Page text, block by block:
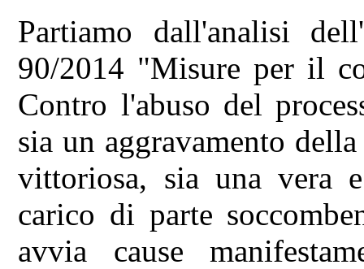
Partiamo dall'analisi
90/2014 "Misure per il
Contro l'abuso del
sia un aggravamento
vittoriosa, sia una vera
carico di parte
avvia cause